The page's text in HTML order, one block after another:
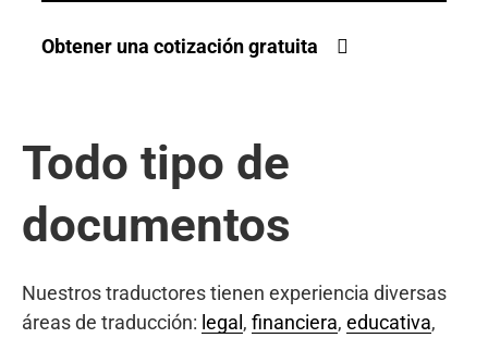
Obtener una cotización gratuita
Todo tipo de
documentos
Nuestros traductores tienen experiencia diversas
áreas de traducción: legal , financiera, educativa,